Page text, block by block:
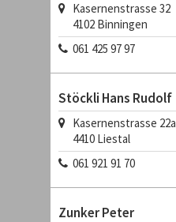
Kasernenstrasse 32
4102 Binningen
061 425 97 97
Stöckli Hans Rudolf
Kasernenstrasse 22a
4410 Liestal
061 921 91 70
Zunker Peter